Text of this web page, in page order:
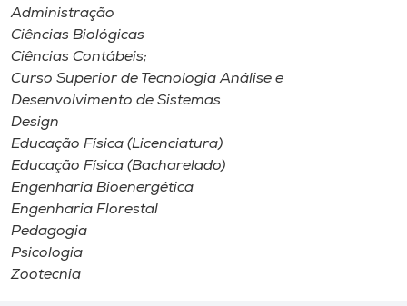
Administração
Ciências Biológicas
Ciências Contábeis;
Curso Superior de Tecnologia Análise e
Desenvolvimento de Sistemas
Design
Educação Física (Licenciatura)
Educação Física (Bacharelado)
Engenharia Bioenergética
Engenharia Florestal
Pedagogia
Psicologia
Zootecnia